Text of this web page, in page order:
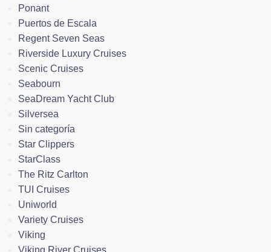
Ponant
Puertos de Escala
Regent Seven Seas
Riverside Luxury Cruises
Scenic Cruises
Seabourn
SeaDream Yacht Club
Silversea
Sin categoría
Star Clippers
StarClass
The Ritz Carlton
TUI Cruises
Uniworld
Variety Cruises
Viking
Viking River Cruises